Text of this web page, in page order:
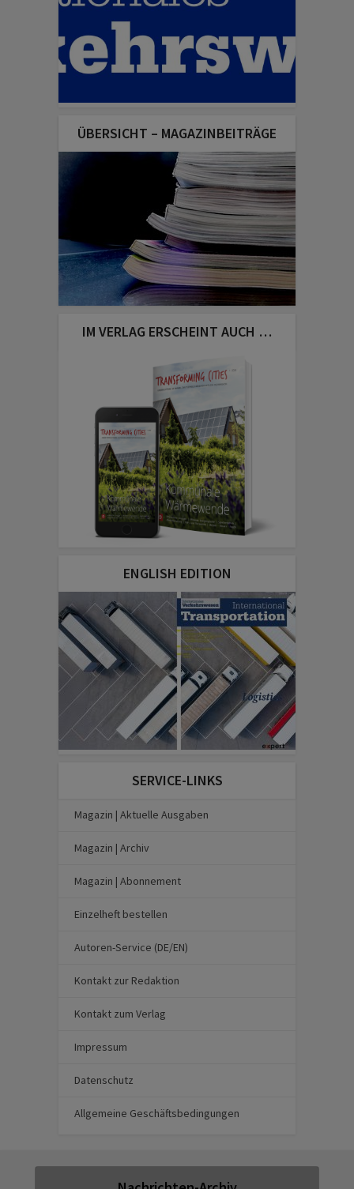
ÜBERSICHT – MAGAZINBEITRÄGE
IM VERLAG ERSCHEINT AUCH …
ENGLISH EDITION
SERVICE-LINKS
Magazin | Aktuelle Ausgaben
Magazin | Archiv
Magazin | Abonnement
Einzelheft bestellen
Autoren-Service (DE/EN)
Kontakt zur Redaktion
Kontakt zum Verlag
Impressum
Datenschutz
Allgemeine Geschäftsbedingungen